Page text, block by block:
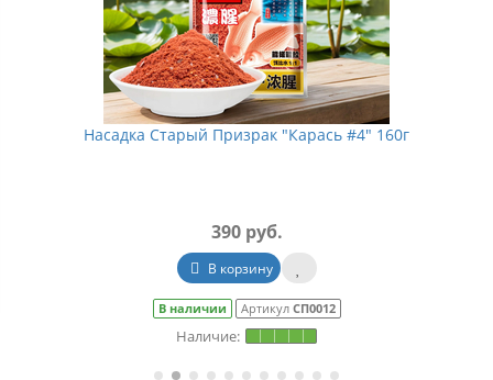
Насадка Старый Призрак "Карась #4" 160г
390 руб.
В корзину
В наличии Артикул СП0012